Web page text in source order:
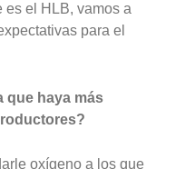
es el HLB, vamos a
para el
que haya más
oxígeno a los que